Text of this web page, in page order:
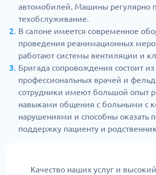
автомобилей. Машины регулярно
техобслуживание.
В салоне имеется современное
проведения реанимационных
работают системы вентиляции и
Бригада сопровождения состоит из
профессиональных врачей и
сотрудники имеют большой опыт
навыками общения с больными с
нарушениями и способны оказать
поддержку пациенту и
Качество наших услуг и высокий